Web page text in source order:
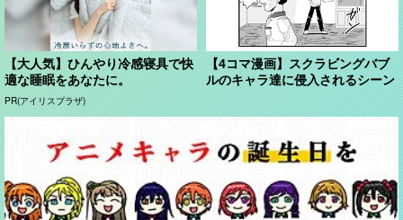
【大人気】ひんやり冷感寝具で快
適な睡眠をあなたに。
PR(アイリスプラザ)
【4コマ漫画】スクラビングバブ
ルのキャラ達に侵入されるシーン